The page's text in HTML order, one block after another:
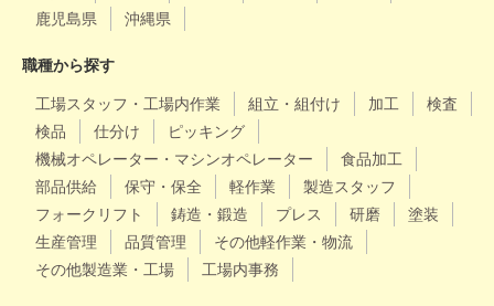
鹿児島県
沖縄県
職種から探す
工場スタッフ・工場内作業 組立・組付け 加工
検査
検品
仕分け
ピッキング
機械オペレーター・マシンオペレーター
食品加工
部品供給
保守・保全 軽作業
製造スタッフ
フォークリフト
鋳造・鍛造 プレス 研磨
塗装
生産管理
品質管理
その他軽作業・物流
その他製造業・工場
工場内事務